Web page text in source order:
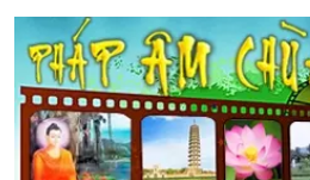
dựng Trung tâm văn hóa Phật
đô
Hà Nội: Ngày tu học cuối cùng